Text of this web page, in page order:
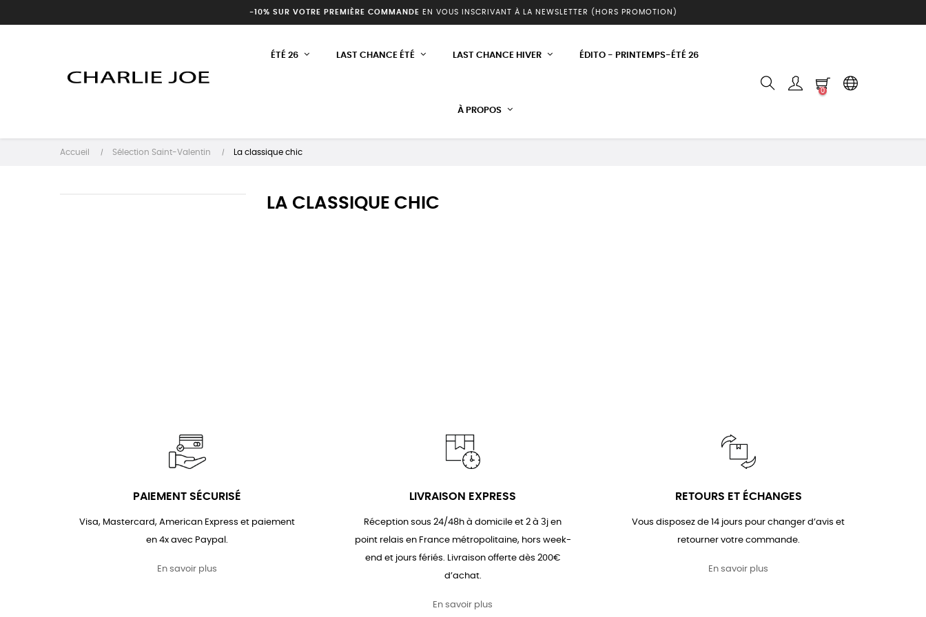
-10% SUR VOTRE PREMIÈRE COMMANDE EN VOUS INSCRIVANT À LA NEWSLETTER (HORS PROMOTION)
ÉTÉ 26 LAST CHANCE ÉTÉ LAST CHANCE HIVER ÉDITO - PRINTEMPS-ÉTÉ 26
À PROPOS
0
Accueil Sélection Saint-Valentin La classique chic
LA CLASSIQUE CHIC
PAIEMENT SÉCURISÉ
Visa, Mastercard, American Express et paiement
en 4x avec Paypal.
En savoir plus
LIVRAISON EXPRESS
Réception sous 24/48h à domicile et 2 à 3j en
point relais en France métropolitaine, hors week-
end et jours fériés. Livraison offerte dès 200€
d’achat.
En savoir plus
RETOURS ET ÉCHANGES
Vous disposez de 14 jours pour changer d’avis et
retourner votre commande.
En savoir plus